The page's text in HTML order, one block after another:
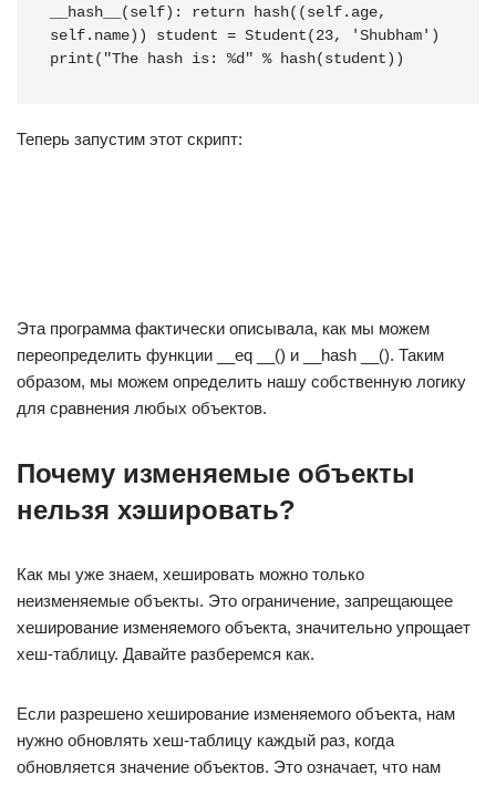
__hash__(self): return hash((self.age,
self.name)) student = Student(23, 'Shubham')
print("The hash is: %d" % hash(student))
Теперь запустим этот скрипт:
Эта программа фактически описывала, как мы можем
переопределить функции __eq __() и __hash __(). Таким
образом, мы можем определить нашу собственную логику
для сравнения любых объектов.
Почему изменяемые объекты
нельзя хэшировать?
Как мы уже знаем, хешировать можно только
неизменяемые объекты. Это ограничение, запрещающее
хеширование изменяемого объекта, значительно упрощает
хеш-таблицу. Давайте разберемся как.
Если разрешено хеширование изменяемого объекта, нам
нужно обновлять хеш-таблицу каждый раз, когда
обновляется значение объектов. Это означает, что нам